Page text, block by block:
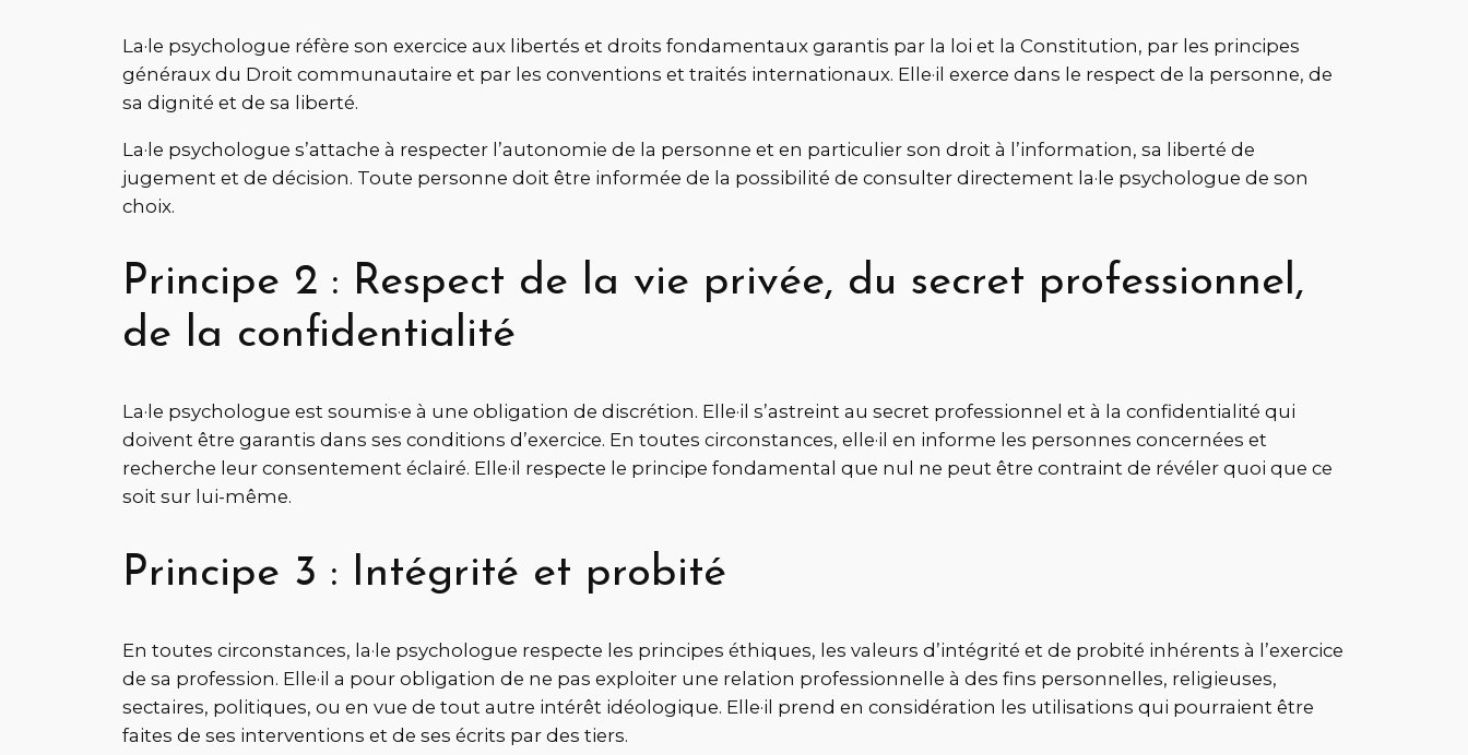
La·le psychologue réfère son exercice aux libertés et droits fondamentaux garantis par la loi et la Constitution, par les principes
généraux du Droit communautaire et par les conventions et traités internationaux. Elle·il exerce dans le respect de la personne, de
sa dignité et de sa liberté.
La·le psychologue s’attache à respecter l’autonomie de la personne et en particulier son droit à l’information, sa liberté de
jugement et de décision. Toute personne doit être informée de la possibilité de consulter directement la·le psychologue de son
choix.
Principe 2 : Respect de la vie privée, du secret professionnel,
de la confidentialité
La·le psychologue est soumis·e à une obligation de discrétion. Elle·il s’astreint au secret professionnel et à la confidentialité qui
doivent être garantis dans ses conditions d’exercice. En toutes circonstances, elle·il en informe les personnes concernées et
recherche leur consentement éclairé. Elle·il respecte le principe fondamental que nul ne peut être contraint de révéler quoi que ce
soit sur lui-même.
Principe 3 : Intégrité et probité
En toutes circonstances, la·le psychologue respecte les principes éthiques, les valeurs d’intégrité et de probité inhérents à l’exercice
de sa profession. Elle·il a pour obligation de ne pas exploiter une relation professionnelle à des fins personnelles, religieuses,
sectaires, politiques, ou en vue de tout autre intérêt idéologique. Elle·il prend en considération les utilisations qui pourraient être
faites de ses interventions et de ses écrits par des tiers.